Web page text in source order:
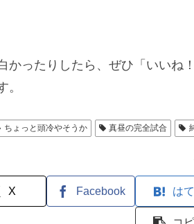
かったりしたら、ぜひ「いいね
。
ちょっと頭冷やそうか 真昼の完全試合
X Facebook は